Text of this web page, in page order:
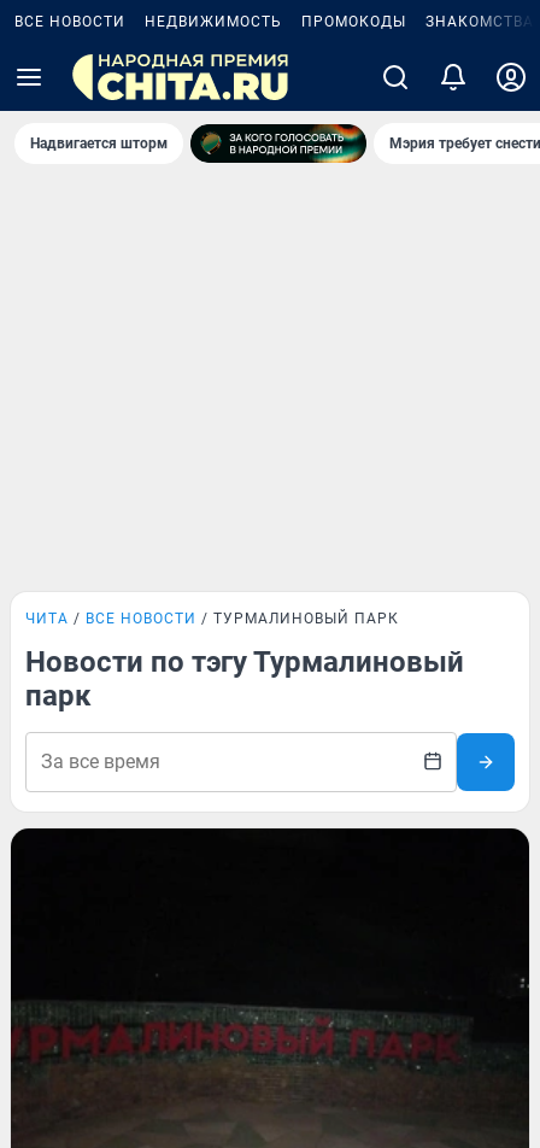
ВСЕ НОВОСТИ НЕДВИЖИМОСТЬ ПРОМОКОДЫ ЗНАКОМСТВА
Надвигается шторм Мэрия требует
ЧИТА ВСЕ НОВОСТИ ТУРМАЛИНОВЫЙ ПАРК
Новости по тэгу Турмалиновый
парк